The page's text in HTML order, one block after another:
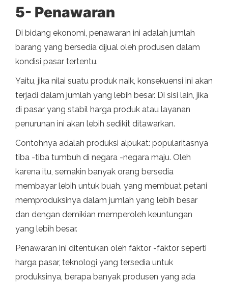
5- Penawaran
Di bidang ekonomi, penawaran ini adalah jumlah
barang yang bersedia dijual oleh produsen dalam
kondisi pasar tertentu.
Yaitu, jika nilai suatu produk naik, konsekuensi ini akan
terjadi dalam jumlah yang lebih besar. Di sisi lain, jika
di pasar yang stabil harga produk atau layanan
penurunan ini akan lebih sedikit ditawarkan.
Contohnya adalah produksi alpukat: popularitasnya
tiba -tiba tumbuh di negara -negara maju. Oleh
karena itu, semakin banyak orang bersedia
membayar lebih untuk buah, yang membuat petani
memproduksinya dalam jumlah yang lebih besar
dan dengan demikian memperoleh keuntungan
yang lebih besar.
Penawaran ini ditentukan oleh faktor -faktor seperti
harga pasar, teknologi yang tersedia untuk
produksinya, berapa banyak produsen yang ada